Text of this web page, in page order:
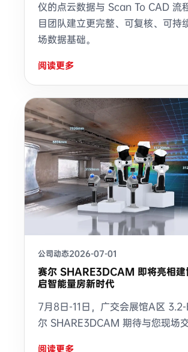
仪的点云数据与 Scan To CAD 流
目团队建立更完整、可复核、可持
场数据基础。
阅读更多
公司动态2026-07-01
赛尔 SHARE3DCAM 即将亮相建
启智能量房新时代
7月8日-11日，广交会展馆A区
尔 SHARE3DCAM 期待与您现场交
阅读更多